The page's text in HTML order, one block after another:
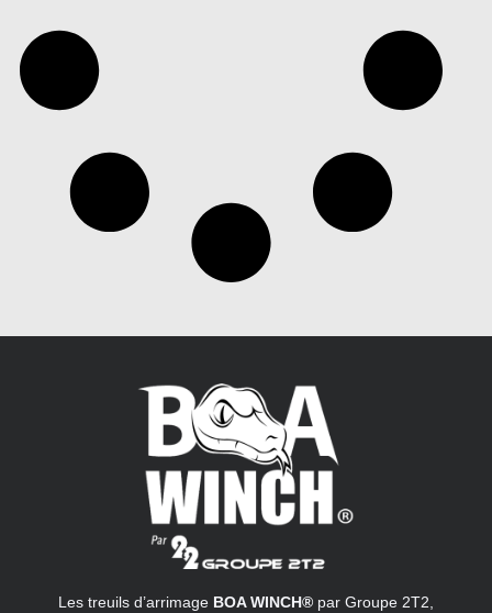
Les treuils d’arrimage BOA WINCH® par Groupe 2T2,